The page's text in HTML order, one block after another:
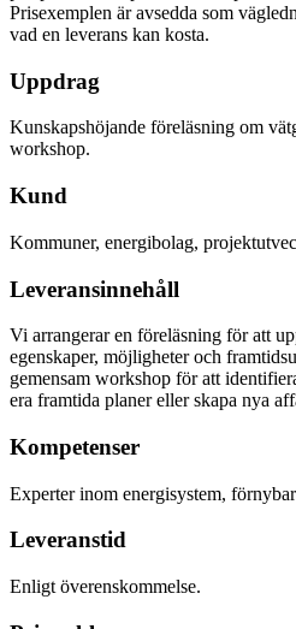
Prisexemplen är avsedda som
vad en leverans kan kosta.
Uppdrag
Kunskapshöjande föreläsning om
workshop.
Kund
Kommuner, energibolag,
Leveransinnehåll
Vi arrangerar en föreläsning för att
egenskaper, möjligheter och
gemensam workshop för att
era framtida planer eller skapa nya
Kompetenser
Experter inom energisystem,
Leveranstid
Enligt överenskommelse.